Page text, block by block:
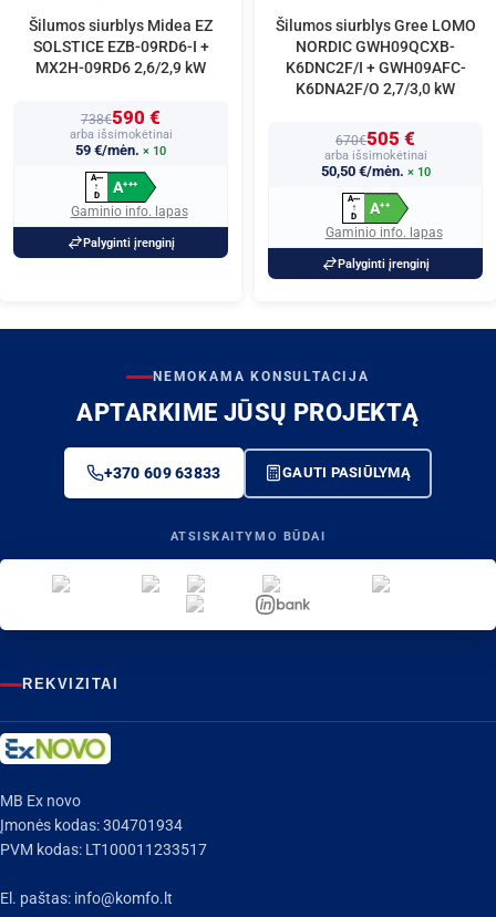
Šilumos siurblys Midea EZ
SOLSTICE EZB-09RD6-I +
MX2H-09RD6 2,6/2,9 kW
738€590 €
arba išsimokėtinai
59 €/mėn. × 10
A+++
↑
D
A+++
Gaminio info. lapas
Palyginti įrenginį
Šilumos siurblys Gree LOMO
NORDIC GWH09QCXB-
K6DNC2F/I + GWH09AFC-
K6DNA2F/O 2,7/3,0 kW
670€505 €
arba išsimokėtinai
50,50 €/mėn. × 10
A+++
↑
D
A++
Gaminio info. lapas
Palyginti įrenginį
NEMOKAMA KONSULTACIJA
APTARKIME JŪSŲ PROJEKTĄ
+370 609 63833 GAUTI PASIŪLYMĄ
ATSISKAITYMO BŪDAI
REKVIZITAI
MB Ex novo
Įmonės kodas: 304701934
PVM kodas: LT100011233517
El. paštas: info@komfo.lt